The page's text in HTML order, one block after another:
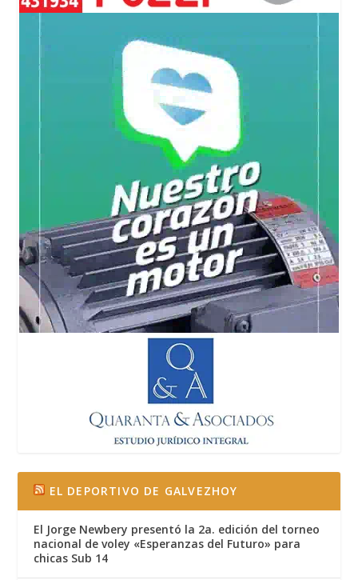
EL DEPORTIVO DE GALVEZHOY
El Jorge Newbery presentó la 2a. edición del torneo
nacional de voley «Esperanzas del Futuro» para
chicas Sub 14